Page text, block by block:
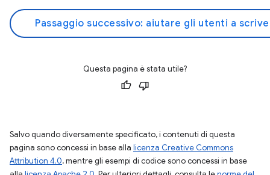
Passaggio successivo: aiutare gli utenti a
Questa pagina è stata utile?
Salvo quando diversamente specificato, i contenuti di questa
pagina sono concessi in base alla licenza Creative Commons
Attribution 4.0, mentre gli esempi di codice sono concessi in base